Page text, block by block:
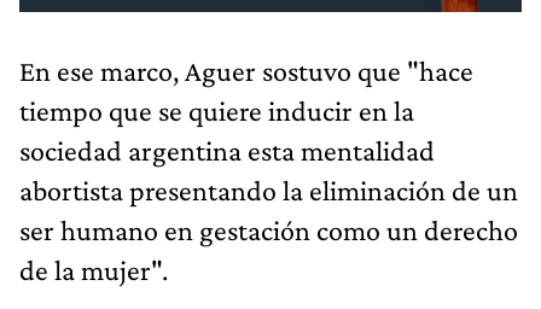
En ese marco, Aguer sostuvo que "hace
tiempo que se quiere inducir en la
sociedad argentina esta mentalidad
abortista presentando la eliminación de un
ser humano en gestación como un derecho
de la mujer".